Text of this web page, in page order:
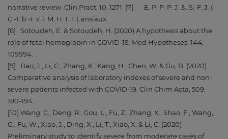
narrative review. Clin Pract, 10, 1271. [7] E. P. P. P. J. &. S.-F. J. (.
C.-1. b.-t. s. i. M. H. 1. 1. Lansiaux.
[8] Sotoudeh, E. & Sotoudeh, H. (2020) A hypothesis about the
role of fetal hemoglobin in COVID-19. Med Hypotheses, 144,
109994.
[9] Bao, J., Li, C., Zhang, K., Kang, H., Chen, W. & Gu, B. (2020)
Comparative analysis of laboratory indexes of severe and non-
severe patients infected with COVID-19. Clin Chim Acta, 509,
180-194.
[10] Wang, C., Deng, R., Gou, L., Fu, Z., Zhang, X., Shao, F., Wang,
G., Fu, W., Xiao, J., Ding, X., Li, T., Xiao, X. & Li, C. (2020)
Preliminary study to identify severe from moderate cases of